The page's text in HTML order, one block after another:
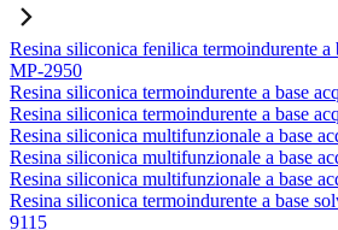
Resina siliconica fenilica termoindurente
MP-2950
Resina siliconica termoindurente a base
Resina siliconica termoindurente a base
Resina siliconica multifunzionale a base
Resina siliconica multifunzionale a base
Resina siliconica multifunzionale a base
Resina siliconica termoindurente a base
9115